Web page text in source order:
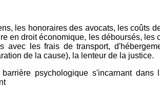
les honoraires des avocats, les coûts
en droit économique, les déboursés, les
avec les frais de transport,
de la cause), la lenteur de la justice.
psychologique s'incarnant